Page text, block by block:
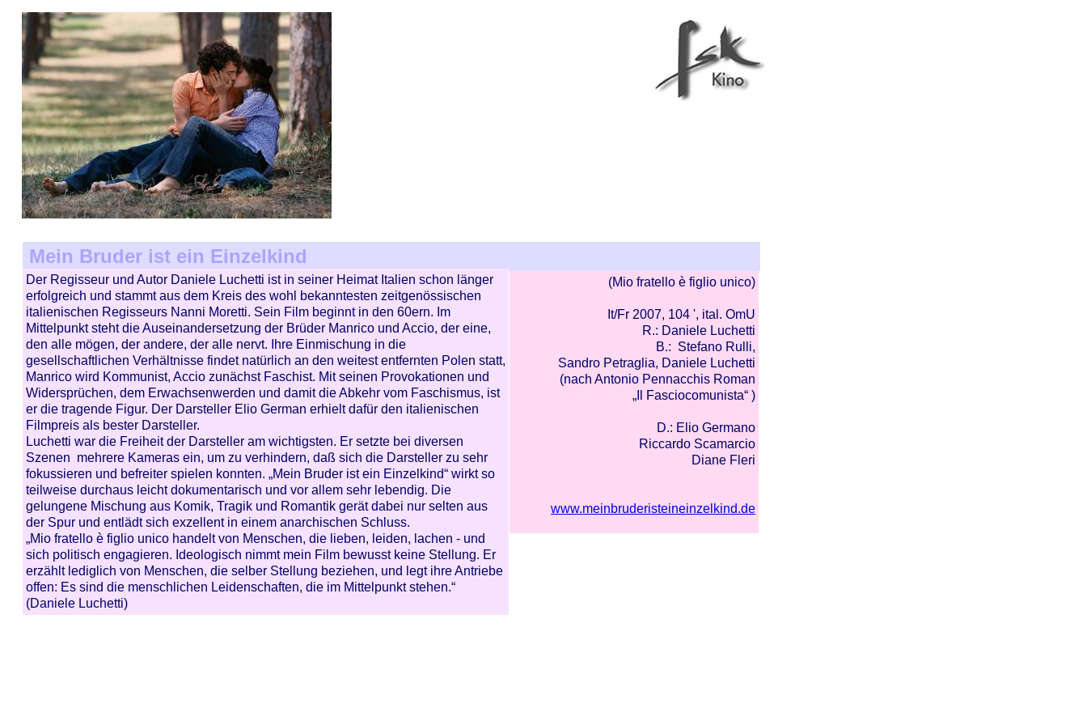
Mein Bruder ist ein Einzelkind
Der Regisseur und Autor Daniele Luchetti ist in seiner Heimat Italien schon länger
erfolgreich und stammt aus dem Kreis des wohl bekanntesten zeitgenössischen
italienischen Regisseurs Nanni Moretti. Sein Film beginnt in den 60ern. Im
Mittelpunkt steht die Auseinandersetzung der Brüder Manrico und Accio, der eine,
den alle mögen, der andere, der alle nervt. Ihre Einmischung in die
gesellschaftlichen Verhältnisse findet natürlich an den weitest entfernten Polen statt,
Manrico wird Kommunist, Accio zunächst Faschist. Mit seinen Provokationen und
Widersprüchen, dem Erwachsenwerden und damit die Abkehr vom Faschismus, ist
er die tragende Figur. Der Darsteller Elio German erhielt dafür den italienischen
Filmpreis als bester Darsteller.
Luchetti war die Freiheit der Darsteller am wichtigsten. Er setzte bei diversen
Szenen mehrere Kameras ein, um zu verhindern, daß sich die Darsteller zu sehr
fokussieren und befreiter spielen konnten. „Mein Bruder ist ein Einzelkind“ wirkt so
teilweise durchaus leicht dokumentarisch und vor allem sehr lebendig. Die
gelungene Mischung aus Komik, Tragik und Romantik gerät dabei nur selten aus
der Spur und entlädt sich exzellent in einem anarchischen Schluss.
„Mio fratello è figlio unico handelt von Menschen, die lieben, leiden, lachen - und
sich politisch engagieren. Ideologisch nimmt mein Film bewusst keine Stellung. Er
erzählt lediglich von Menschen, die selber Stellung beziehen, und legt ihre Antriebe
offen: Es sind die menschlichen Leidenschaften, die im Mittelpunkt stehen.“
(Daniele Luchetti)
(Mio fratello è figlio unico)
It/Fr 2007, 104 ', ital. OmU
R.: Daniele Luchetti
B.: Stefano Rulli,
Sandro Petraglia, Daniele Luchetti
(nach Antonio Pennacchis Roman
„Il Fasciocomunista“ )
D.: Elio Germano
Riccardo Scamarcio
Diane Fleri
www.meinbruderisteineinzelkind.de